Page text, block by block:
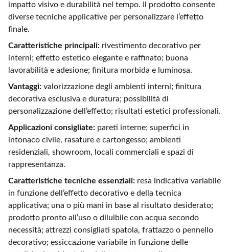
impatto visivo e durabilità nel tempo. Il prodotto consente
diverse tecniche applicative per personalizzare l’effetto
finale.
Caratteristiche principali: rivestimento decorativo per
interni; effetto estetico elegante e raffinato; buona
lavorabilità e adesione; finitura morbida e luminosa.
Vantaggi: valorizzazione degli ambienti interni; finitura
decorativa esclusiva e duratura; possibilità di
personalizzazione dell’effetto; risultati estetici professionali.
Applicazioni consigliate: pareti interne; superfici in
intonaco civile, rasature e cartongesso; ambienti
residenziali, showroom, locali commerciali e spazi di
rappresentanza.
Caratteristiche tecniche essenziali: resa indicativa variabile
in funzione dell’effetto decorativo e della tecnica
applicativa; una o più mani in base al risultato desiderato;
prodotto pronto all’uso o diluibile con acqua secondo
necessità; attrezzi consigliati spatola, frattazzo o pennello
decorativo; essiccazione variabile in funzione delle